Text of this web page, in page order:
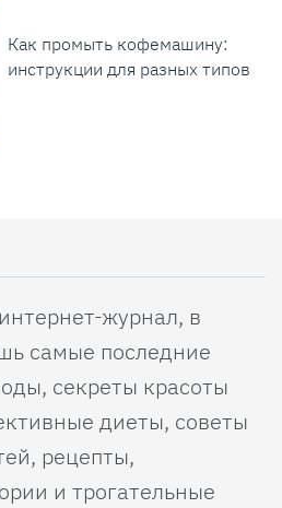
Как промыть кофемашину:
инструкции для разных типов
журнал, в
самые последние
секреты красоты
диеты, советы
рецепты,
и трогательные